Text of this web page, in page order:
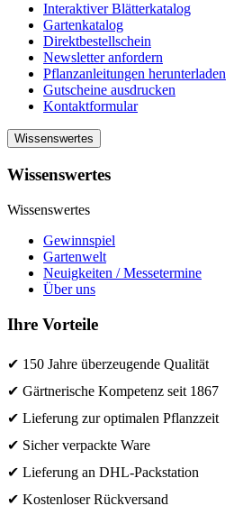
Interaktiver Blätterkatalog
Gartenkatalog
Direktbestellschein
Newsletter anfordern
Pflanzanleitungen herunterladen
Gutscheine ausdrucken
Kontaktformular
Wissenswertes
Wissenswertes
Wissenswertes
Gewinnspiel
Gartenwelt
Neuigkeiten / Messetermine
Über uns
Ihre Vorteile
✔ 150 Jahre überzeugende Qualität
✔ Gärtnerische Kompetenz seit 1867
✔ Lieferung zur optimalen Pflanzzeit
✔ Sicher verpackte Ware
✔ Lieferung an DHL-Packstation
✔ Kostenloser Rückversand